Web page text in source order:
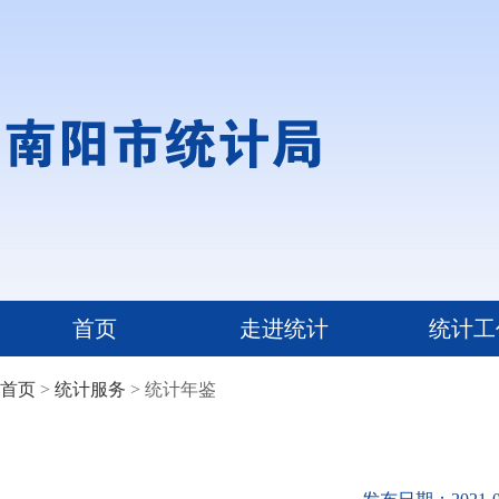
首页 走进统计 统计
首页 > 统计服务 > 统计年鉴